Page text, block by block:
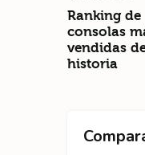
Ranking de
consolas
vendidas
historia